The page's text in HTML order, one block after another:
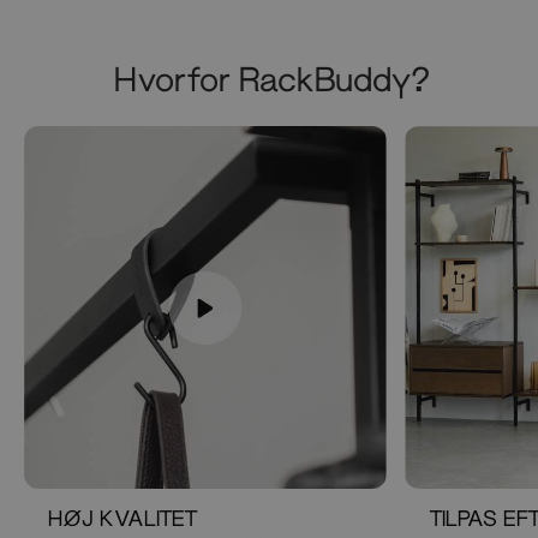
Hvorfor RackBuddy?
HØJ KVALITET TILPAS